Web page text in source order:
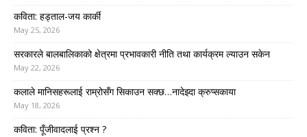
कविता: हड्ताल-जय कार्की
May 25, 2026
सरकारले बालबालिकाको क्षेत्रमा प्रभावकारी नीति तथा कार्यक्रम ल्याउन सकेन
May 22, 2026
कलाले मानिसहरूलाई राम्रोसँग सिकाउन सक्छ…नादेझ्दा क्रुप्सकाया
May 18, 2026
कविता: पूँजीवादलाई प्रश्न ?